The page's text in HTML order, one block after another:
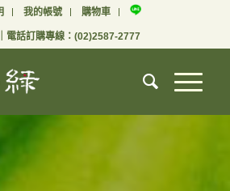
我的帳號 購物車
電話訂購專線： (02)2587-2777